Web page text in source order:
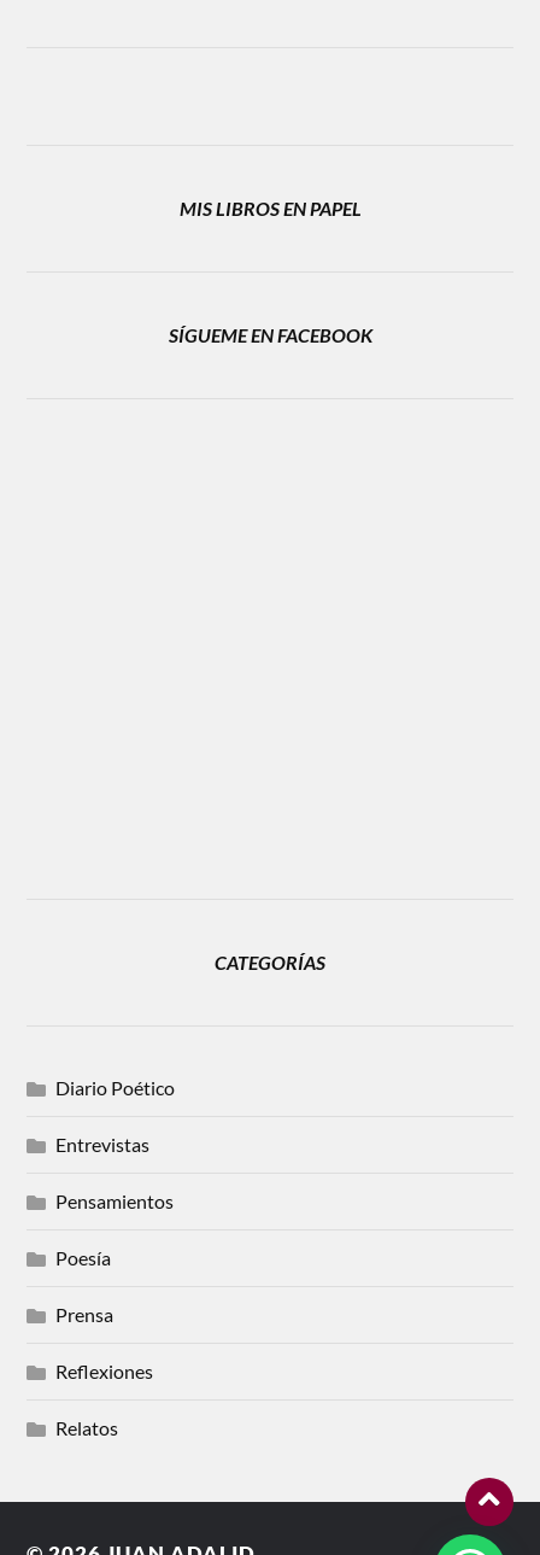
MIS LIBROS EN PAPEL
SÍGUEME EN FACEBOOK
CATEGORÍAS
Diario Poético
Entrevistas
Pensamientos
Poesía
Prensa
Reflexiones
Relatos